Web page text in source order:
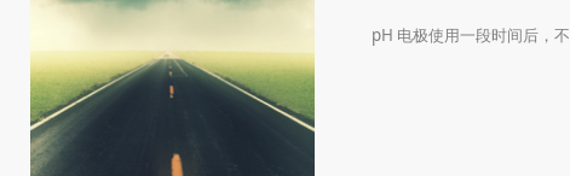
pH 电极使用一段时间后，